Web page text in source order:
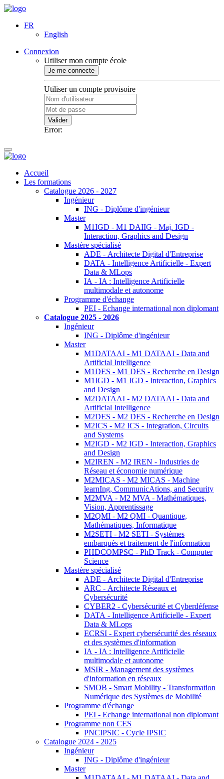
FR
English
Connexion
Utiliser mon compte école
Je me connecte
Utiliser un compte provisoire
Valider
Error:
Accueil
Les formations
Catalogue 2026 - 2027
Ingénieur
ING - Diplôme d'ingénieur
Master
M1IGD - M1 DAIIG - Maj. IGD -
Interaction, Graphics and Design
Mastère spécialisé
ADE - Architecte Digital d'Entreprise
DATA - Intelligence Artificielle - Expert
Data & MLops
IA - IA : Intelligence Artificielle
multimodale et autonome
Programme d'échange
PEI - Echange international non diplomant
Catalogue 2025 - 2026
Ingénieur
ING - Diplôme d'ingénieur
Master
M1DATAAI - M1 DATAAI - Data and
Artificial Intelligence
M1DES - M1 DES - Recherche en Design
M1IGD - M1 IGD - Interaction, Graphics
and Design
M2DATAAI - M2 DATAAI - Data and
Artificial Intelligence
M2DES - M2 DES - Recherche en Design
M2ICS - M2 ICS - Integration, Circuits
and Systems
M2IGD - M2 IGD - Interaction, Graphics
and Design
M2IREN - M2 IREN - Industries de
Réseau et économie numérique
M2MICAS - M2 MICAS - Machine
learnIng, CommunicAtions, and Security
M2MVA - M2 MVA - Mathématiques,
Vision, Apprentissage
M2QMI - M2 QMI - Quantique,
Mathématiques, Informatique
M2SETI - M2 SETI - Systèmes
embarqués et traitement de l'information
PHDCOMPSC - PhD Track - Computer
Science
Mastère spécialisé
ADE - Architecte Digital d'Entreprise
ARC - Architecte Réseaux et
Cybersécurité
CYBER2 - Cybersécurité et Cyberdéfense
DATA - Intelligence Artificielle - Expert
Data & MLops
ECRSI - Expert cybersécurité des réseaux
et des systèmes d'information
IA - IA : Intelligence Artificielle
multimodale et autonome
MSIR - Management des systèmes
d'information en réseaux
SMOB - Smart Mobility - Transformation
Numérique des Systèmes de Mobilité
Programme d'échange
PEI - Echange international non diplomant
Programme non CES
PNCIPSIC - Cycle IPSIC
Catalogue 2024 - 2025
Ingénieur
ING - Diplôme d'ingénieur
Master